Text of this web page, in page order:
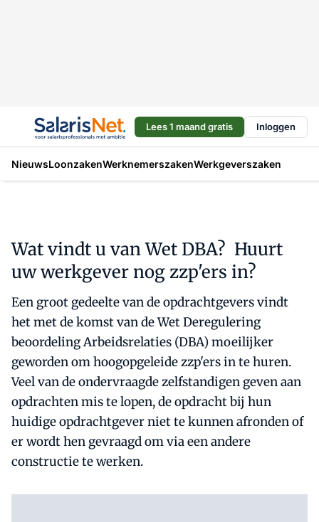
Lees 1 maand gratis Inloggen
NieuwsLoonzakenWerknemerszakenWerkgeverszaken
Wat vindt u van Wet DBA? Huurt
uw werkgever nog zzp'ers in?
Een groot gedeelte van de opdrachtgevers vindt
het met de komst van de Wet Deregulering
beoordeling Arbeidsrelaties (DBA) moeilijker
geworden om hoogopgeleide zzp'ers in te huren.
Veel van de ondervraagde zelfstandigen geven aan
opdrachten mis te lopen, de opdracht bij hun
huidige opdrachtgever niet te kunnen afronden of
er wordt hen gevraagd om via een andere
constructie te werken.